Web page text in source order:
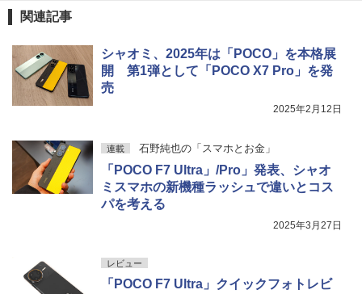
関連記事
シャオミ、2025年は「POCO」を本格展
開 第1弾として「POCO X7 Pro」を発
売
2025年2月12日
連載 石野純也の「スマホとお金」
「POCO F7 Ultra」/Pro」発表、シャオ
ミスマホの新機種ラッシュで違いとコス
パを考える
2025年3月27日
レビュー
「POCO F7 Ultra」クイックフォトレビ